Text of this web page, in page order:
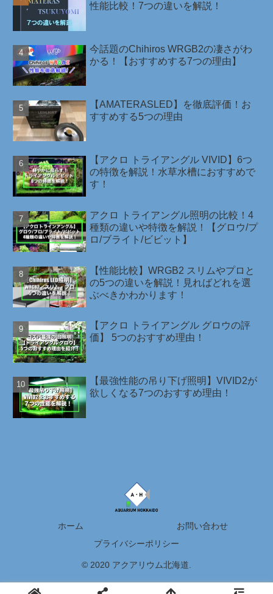
性能比較！7つの違いを解説！
今話題のChihiros WRGB2の凄さがわ
かる！【おすすめする7つの理由】
【AMATERASLED】を徹底評価！お
すすめする5つの理由
【アクロ トライアングル VIVID】6つ
の特徴を解説！水草水槽におすすめで
す！
アクロ トライアングル照明の比較！4
種類の違いや特徴を解説！【グロウ/プ
ロ/ブライト/ビビット】
【性能比較】WRGB2 スリムやプロと
の5つの違いを解説！見ればどれを選
ぶべきかわかります！
【アクロ トライアングル グロウの評
価】 5つのおすすめ理由！
【最強性能の吊り下げ照明】VIVID2が
欲しくなる7つのおすすめ理由！
ホーム
お問い合わせ
プライバシーポリシー
© 2020 アクアリウム北海道.